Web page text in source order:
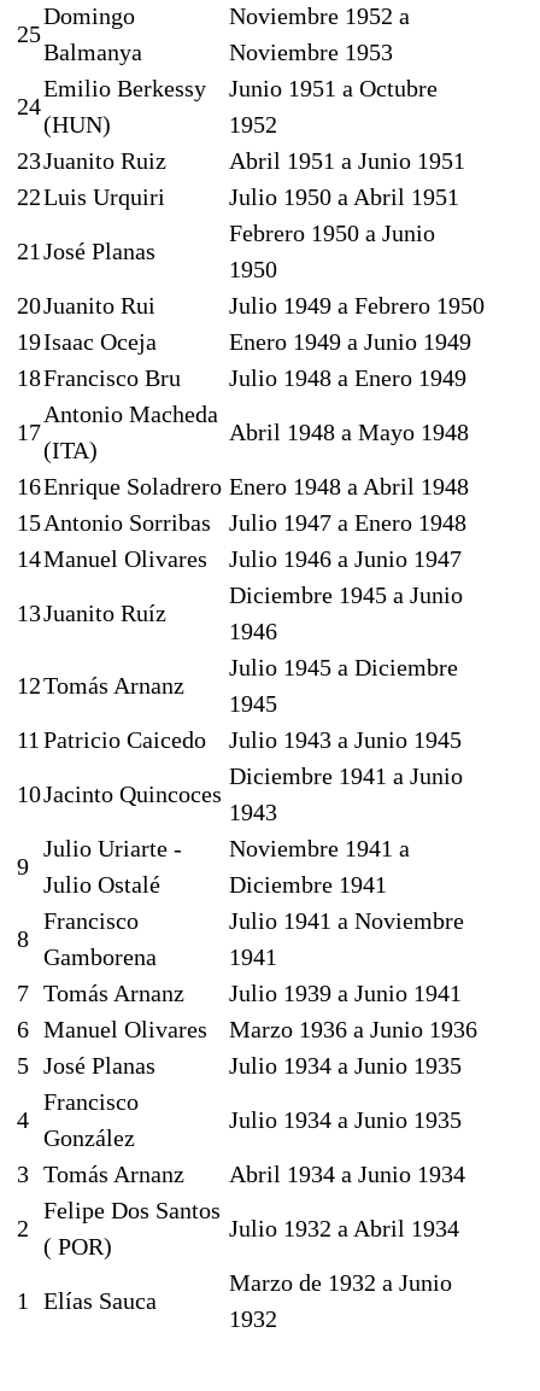
25
Domingo
Balmanya
Noviembre 1952 a
Noviembre 1953
24
Emilio Berkessy
(HUN)
Junio 1951 a Octubre
1952
23Juanito Ruiz
Abril 1951 a Junio 1951
22Luis Urquiri Julio 1950 a Abril 1951
21 José Planas
Febrero 1950 a Junio
1950
20Juanito Rui
Julio 1949 a Febrero 1950
19Isaac Oceja
Enero 1949 a Junio 1949
18Francisco Bru Julio 1948 a Enero 1949
17
Antonio Macheda
(ITA)
Abril 1948 a Mayo 1948
16Enrique Soladrero Enero 1948 a Abril 1948
15Antonio Sorribas
Julio 1947 a Enero 1948
14Manuel Olivares Julio 1946 a Junio 1947
13Juanito Ruíz
Diciembre 1945 a Junio
1946
12Tomás Arnanz
Julio 1945 a Diciembre
1945
11 Patricio Caicedo Julio 1943 a Junio 1945
10Jacinto Quincoces
Diciembre 1941 a Junio
1943
9
Julio Uriarte -
Julio Ostalé
Noviembre 1941 a
Diciembre 1941
8
Francisco
Gamborena
Julio 1941 a Noviembre
1941
7 Tomás Arnanz
Julio 1939 a Junio 1941
6 Manuel Olivares
Marzo 1936 a Junio 1936
5 José Planas Julio 1934 a Junio 1935
4
Francisco
González
Julio 1934 a Junio 1935
3 Tomás Arnanz Abril 1934 a Junio 1934
2
Felipe Dos Santos
( POR)
Julio 1932 a Abril 1934
1 Elías Sauca
Marzo de 1932 a Junio
1932